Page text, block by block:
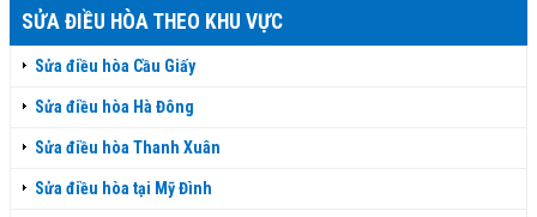
SỬA ĐIỀU HÒA THEO KHU VỰC
Sửa điều hòa Cầu Giấy
Sửa điều hòa Hà Đông
Sửa điều hòa Thanh Xuân
Sửa điều hòa tại Mỹ Đình